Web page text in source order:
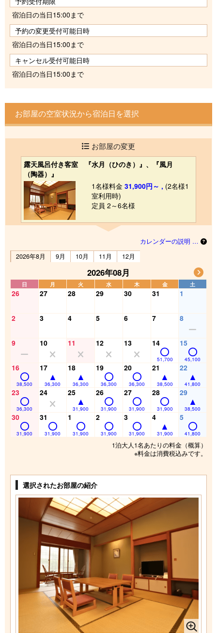
宿泊日の当日15:00まで
予約の変更受付可能日時
宿泊日の当日15:00まで
キャンセル受付可能日時
宿泊日の当日15:00まで
お部屋の空室状況から宿泊日を選択
お部屋の変更
露天風呂付き客室 『水月（ひのき）』、『風月
（陶器）』
1名様料金 31,900円～ , (2名様1
室利用時)
定員 2～6名様
カレンダーの説明 …
2026年8月
9月 10月 11月 12月
2026年08月
日 月 火 水 木 金 土
26 27 28 29 30 31 1
2 3 4 5 6 7 8
9 10 11 12 13 14
51,700
15
45,100
16
38,500
17
36,300
18
36,300
19
36,300
20
36,300
21
38,500
22
41,800
23
36,300
24 25
31,900
26
31,900
27
31,900
28
31,900
29
38,500
30
31,900
31
31,900
1
31,900
2
31,900
3
31,900
4
31,900
5
41,800
1泊大人1名あたりの料金（概算）
※料金は消費税込みです。
選択されたお部屋の紹介